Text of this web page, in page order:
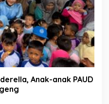
Anak-anak PAUD